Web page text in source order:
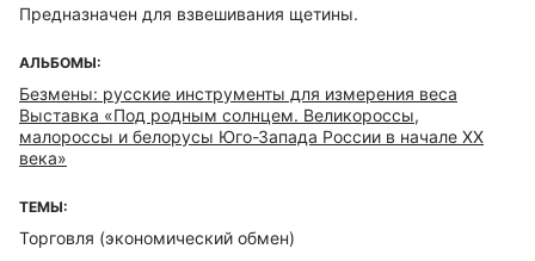
Предназначен для взвешивания щетины.
АЛЬБОМЫ:
Безмены: русские инструменты для измерения веса
Выставка «Под родным солнцем. Великороссы,
малороссы и белорусы Юго-Запада России в начале XX
века»
ТЕМЫ:
Торговля (экономический обмен)